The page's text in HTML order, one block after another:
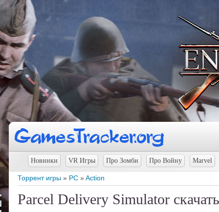
Новинки VR Игры Про Зомби Про Войну Marvel
Торрент игры » PC »Action
Parcel Delivery Simulator